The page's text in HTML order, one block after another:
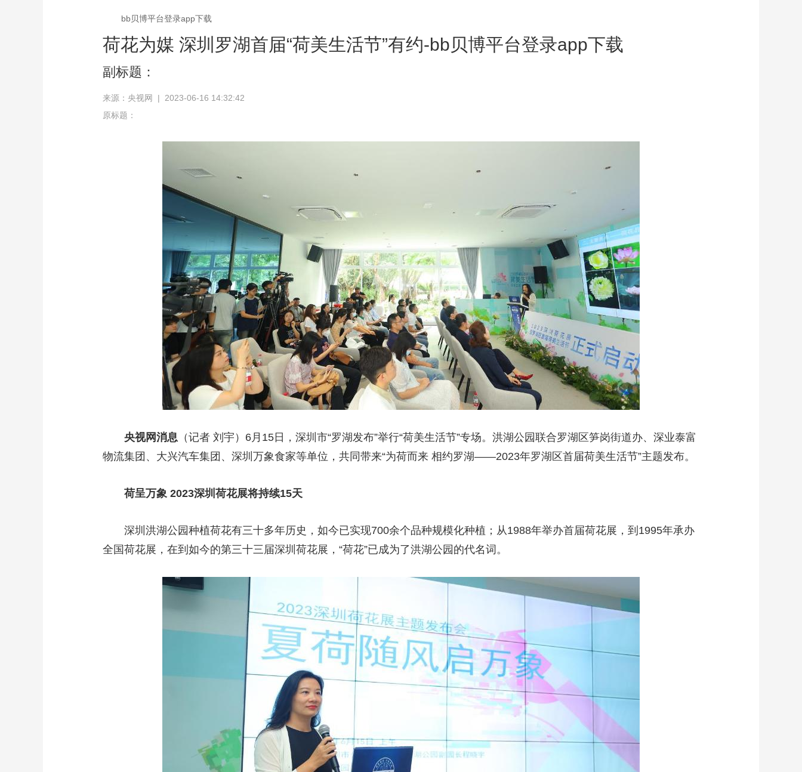
bb贝博平台登录app下载
荷花为媒 深圳罗湖首届“荷美生活节”有约-bb贝博平台登录app下载
副标题：
来源：央视网 | 2023-06-16 14:32:42
原标题：
央视网消息 （记者 刘宇）6月15日，深圳市“罗湖发布”举行“荷美生活节”专场。洪湖公园联合罗湖区笋岗街道办、深业泰富
物流集团、大兴汽车集团、深圳万象食家等单位，共同带来“为荷而来 相约罗湖——2023年罗湖区首届荷美生活节”主题发布。
荷呈万象 2023深圳荷花展将持续15天
深圳洪湖公园种植荷花有三十多年历史，如今已实现700余个品种规模化种植；从1988年举办首届荷花展，到1995年承办
全国荷花展，在到如今的第三十三届深圳荷花展，“荷花”已成为了洪湖公园的代名词。